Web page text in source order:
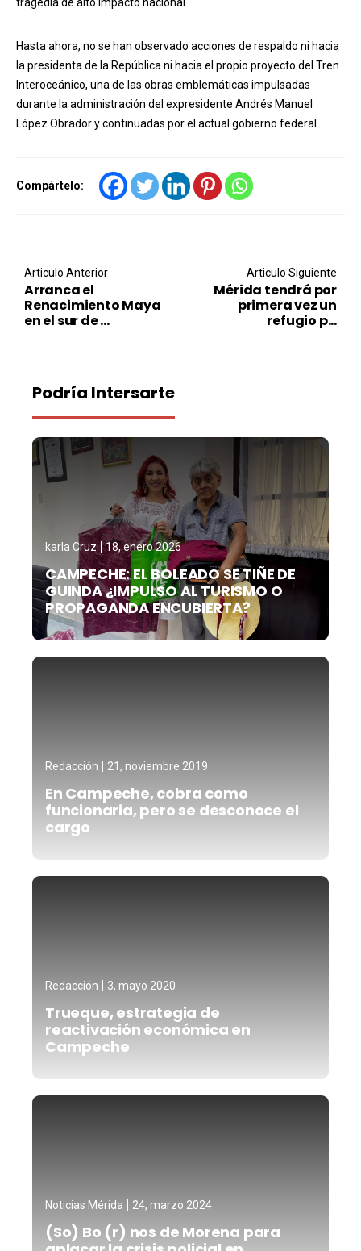
Hasta ahora, no se han observado acciones de respaldo ni hacia
la presidenta de la República ni hacia el propio proyecto del Tren
Interoceánico, una de las obras emblemáticas impulsadas
durante la administración del expresidente Andrés Manuel
López Obrador y continuadas por el actual gobierno federal.
Compártelo:
Post navigation
Articulo Anterior
Arranca el
Renacimiento Maya
en el sur de ...
Articulo Siguiente
Mérida tendrá por
primera vez un
refugio p...
Podría Intersarte
karla Cruz 18, enero 2026
CAMPECHE: EL BOLEADO SE TIÑE DE
GUINDA ¿IMPULSO AL TURISMO O
PROPAGANDA ENCUBIERTA?
Redacción 21, noviembre 2019
En Campeche, cobra como
funcionaria, pero se desconoce el
cargo
Redacción 3, mayo 2020
Trueque, estrategia de
reactivación económica en
Campeche
Noticias Mérida 24, marzo 2024
(So) Bo (r) nos de Morena para